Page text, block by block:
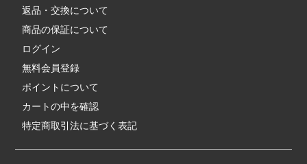
返品・交換について
商品の保証について
ログイン
無料会員登録
ポイントについて
カートの中を確認
特定商取引法に基づく表記